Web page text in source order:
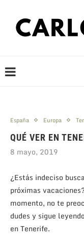
España Europa
QUÉ VER EN
8 mayo, 2019
¿Estás indeciso
próximas
momento, no te
dudes y sigue
en Tenerife.